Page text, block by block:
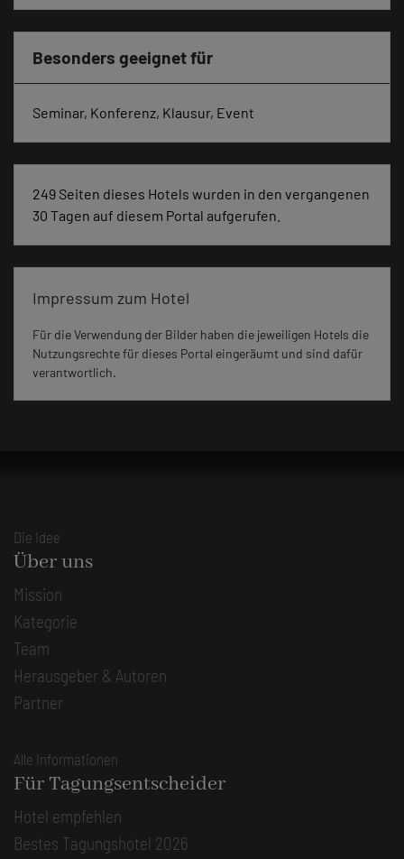
Besonders geeignet für
Seminar, Konferenz, Klausur, Event
249 Seiten dieses Hotels wurden in den vergangenen
30 Tagen auf diesem Portal aufgerufen.
Impressum zum Hotel
Für die Verwendung der Bilder haben die jeweiligen Hotels die
Nutzungsrechte für dieses Portal eingeräumt und sind dafür
verantwortlich.
Die Idee
Über uns
Mission
Kategorie
Team
Herausgeber & Autoren
Partner
Alle Informationen
Für Tagungsentscheider
Hotel empfehlen
Bestes Tagungshotel 2026